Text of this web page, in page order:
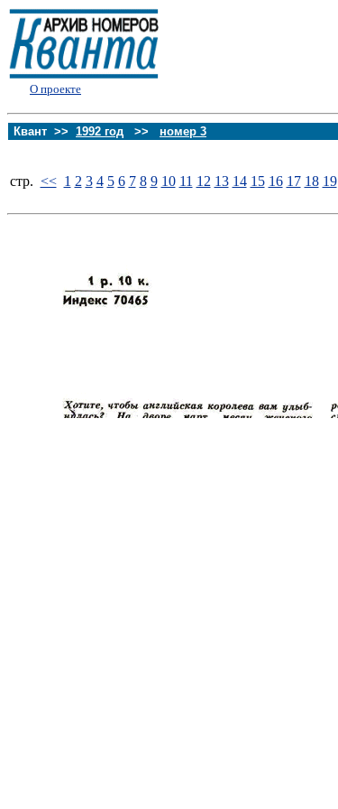
О проекте
Квант >> 1992 год >> номер 3
стp. << 1 2 3 4 5 6 7 8 9 10 11 12 13 14 15 16 17 18 19